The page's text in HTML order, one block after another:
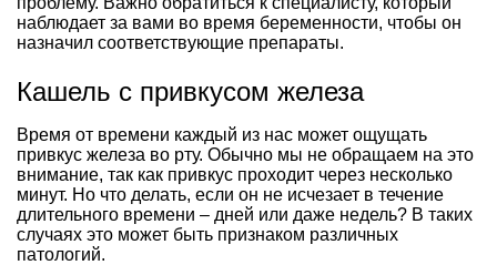
наблюдает за вами во время беременности, чтобы он
назначил соответствующие препараты.
Кашель с привкусом железа
Время от времени каждый из нас может ощущать
привкус железа во рту. Обычно мы не обращаем на это
внимание, так как привкус проходит через несколько
минут. Но что делать, если он не исчезает в течение
длительного времени – дней или даже недель? В таких
случаях это может быть признаком различных
патологий.